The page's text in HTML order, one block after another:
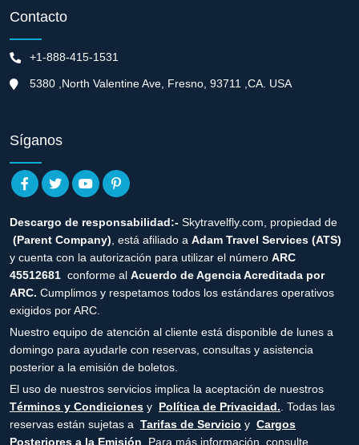
Contacto
+1-888-415-1531
5380 ,North Valentine Ave, Fresno, 93711 ,CA. USA
Síganos
Descargo de responsabilidad:- Skytravelfly.com, propiedad de
(Parent Company) , está afiliado a Adam Travel Services (ATS)
y cuenta con la autorización para utilizar el número ARC
45512681 conforme al Acuerdo de Agencia Acreditada por
ARC. Cumplimos y respetamos todos los estándares operativos
exigidos por ARC.
Nuestro equipo de atención al cliente está disponible de lunes a
domingo para ayudarle con reservas, consultas y asistencia
posterior a la emisión de boletos.
El uso de nuestros servicios implica la aceptación de nuestros
Términos y Condiciones y Política de Privacidad. . Todas las
reservas están sujetas a Tarifas de Servicio y Cargos
Posteriores a la Emisión . Para más información, consulte